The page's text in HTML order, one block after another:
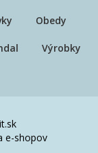
Obedy
Výrobky
e-shopov